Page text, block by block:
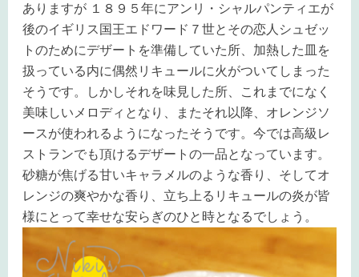
ありますが １８９５年にアンリ・シャルパンティエが
後のイギリス国王エドワード７世とその恋人シュゼッ
トのためにデザートを準備していた所、加熱した皿を
扱っている内に偶然リキュールに火がついてしまった
そうです。しかしそれを味見した所、これまでになく
美味しいメロディとなり、またそれ以降、オレンジソ
ースが使われるようになったそうです。今では高級レ
ストランでも頂けるデザートの一品となっています。
砂糖が焦げる甘いキャラメルのような香り、そしてオ
レンジの爽やかな香り、立ち上るリキュールの炎が皆
様にとって幸せな安らぎのひと時となるでしょう。